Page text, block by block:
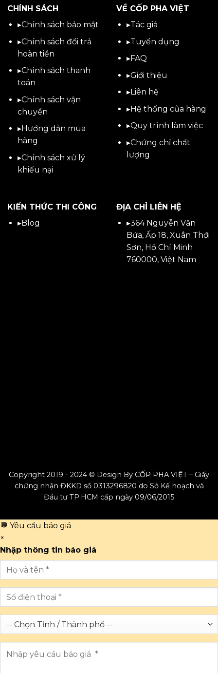
CHÍNH SÁCH
▸Chính sách bảo mật
▸Chính sách đổi trả
hoàn tiền
▸Chính sách thanh
toán
▸Chính sách vận
chuyển
▸Hướng dẫn mua
hàng
▸Chính sách xử lý
khiếu nại
VỀ CỐP PHA VIỆT
▸Tác giả
▸Tuyển dụng
▸FAQ
▸Giới thiệu
▸Liên hệ
▸Hệ thống của hàng
▸Quy trình làm việc
▸Chứng chỉ chất
lượng
KIẾN THỨC THI CÔNG
▸Blog
ĐỊA CHỈ LIÊN HỆ
▸364 Nguyễn Văn
Bứa, Ấp 18, Xuân Thới
Sơn, Hồ Chí Minh
760000, Việt Nam
Copyright 2019 - 2024 © Design By CỐP PHA VIỆT – Giấy
chứng nhận ĐKKD số 0313296820 do Sở Kế hoạch và
Đầu tư TP.HCM cấp ngày 09/06/2015
💬 Yêu cầu báo giá
×
Nhập thông tin báo giá